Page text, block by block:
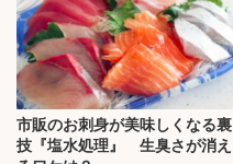
市販のお刺身が美味しくなる裏
技『塩水処理』 生臭さが消え